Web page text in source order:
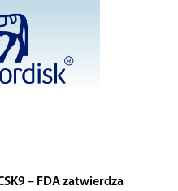
– FDA zatwierdza